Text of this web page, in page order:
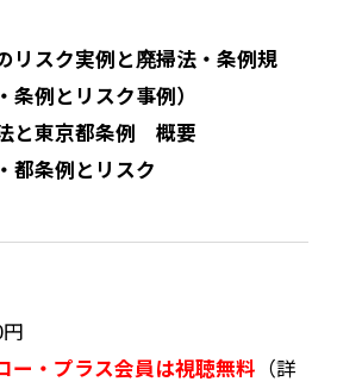
リスク実例と廃掃法・条例規
例とリスク事例）
と東京都条例 概要
都条例とリスク
ー・プラス会員は視聴無料 （詳